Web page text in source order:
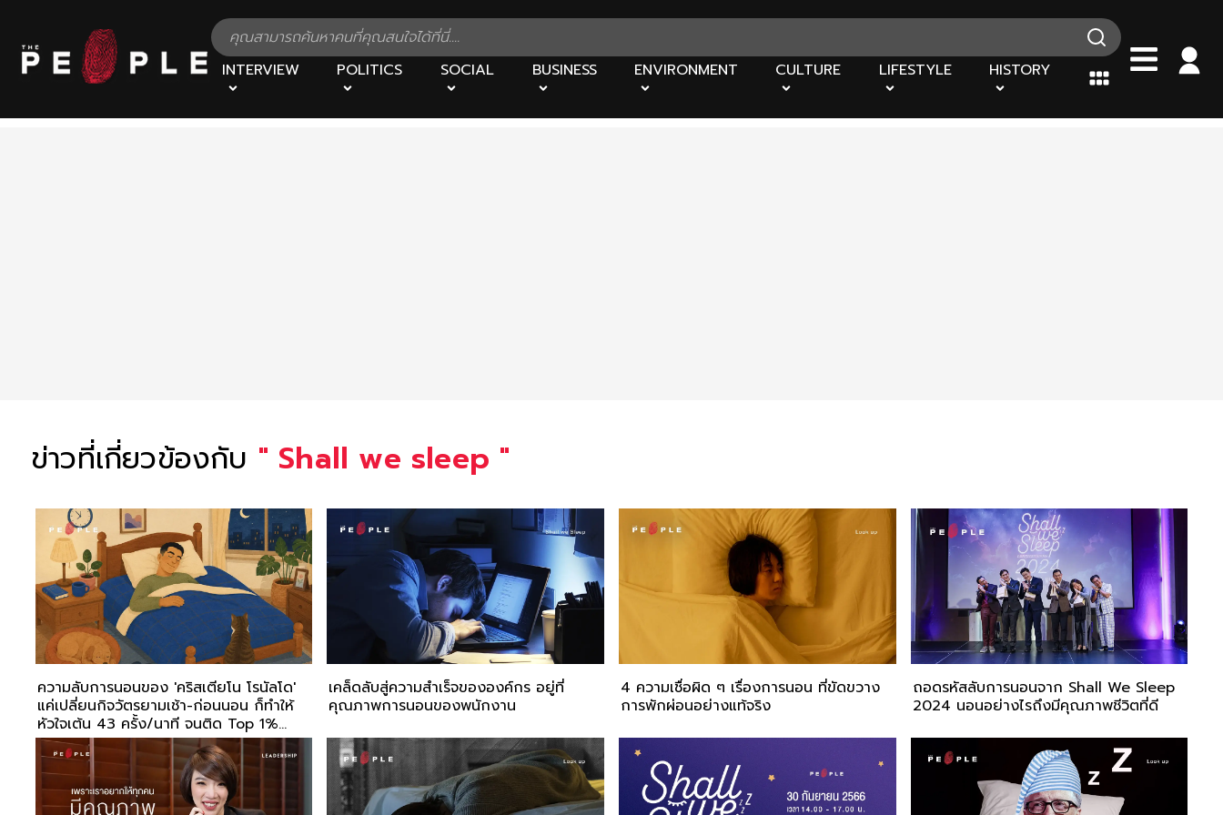
INTERVIEW POLITICS SOCIAL BUSINESS ENVIRONMENT CULTURE LIFESTYLE HISTORY
ข่าวที่เกี่ยวข้องกับ " Shall we sleep "
ความลับการนอนของ 'คริสเตียโน โรนัลโด'
แค่เปลี่ยนกิจวัตรยามเช้า-ก่อนนอน ก็ทำให้
หัวใจเต้น 43 ครั้ง/นาที จนติด Top 1%
ของโลก
เคล็ดลับสู่ความสำเร็จขององค์กร อยู่ที่
คุณภาพการนอนของพนักงาน
4 ความเชื่อผิด ๆ เรื่องการนอน ที่ขัดขวาง
การพักผ่อนอย่างแท้จริง
ถอดรหัสลับการนอนจาก Shall We Sleep
2024 นอนอย่างไรถึงมีคุณภาพชีวิตที่ดี